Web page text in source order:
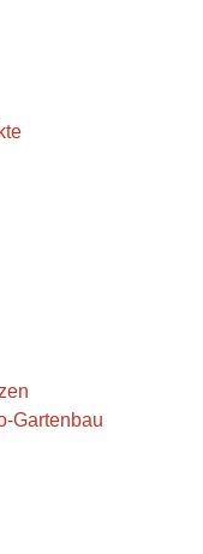
Gartenbau